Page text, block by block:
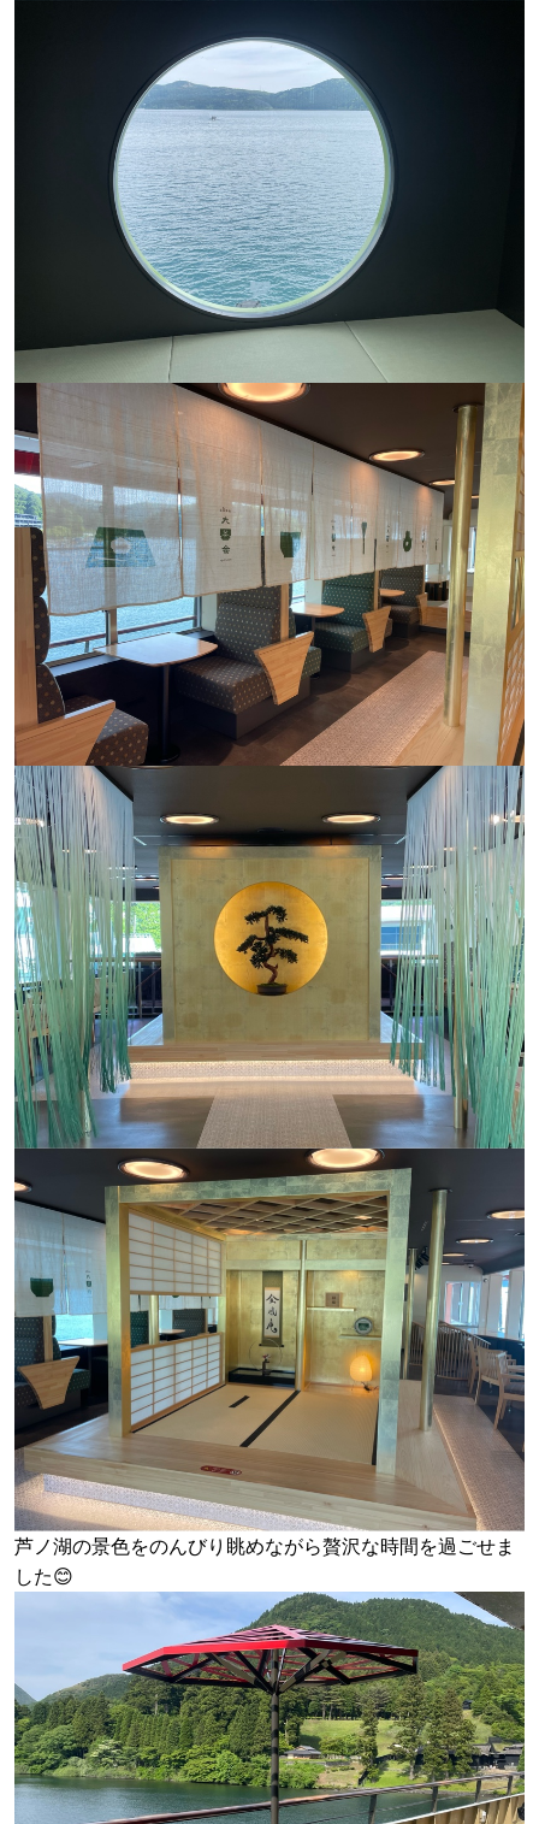
芦ノ湖の景色をのんびり眺めながら贅沢な時間を過ごせま
した😊